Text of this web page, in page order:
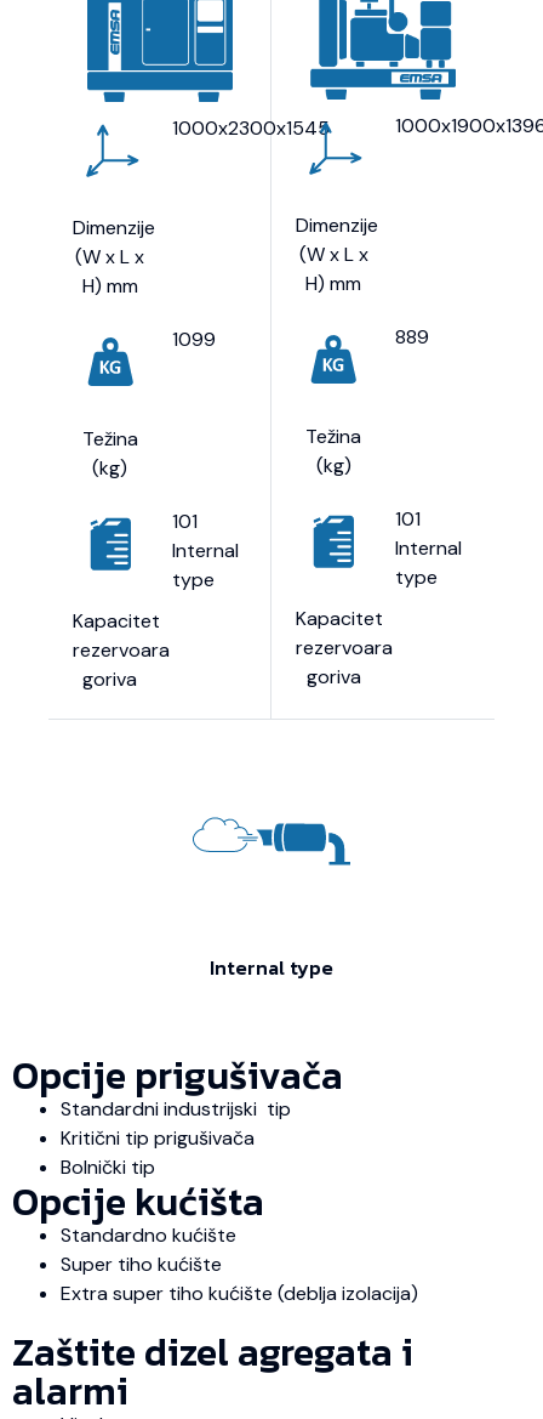
Dimenzije
(W x L x
H) mm
1000x2300x1545
Težina
(kg)
1099
Kapacitet
rezervoara
goriva
101
Internal
type
Dimenzije
(W x L x
H) mm
Težina
(kg)
889
Kapacitet
rezervoara
goriva
101
Internal
type
Internal type
Opcije prigušivača
Standardni industrijski tip
Kritični tip prigušivača
Bolnički tip
Opcije kućišta
Standardno kućište
Super tiho kućište
Extra super tiho kućište (deblja izolacija)
Zaštite dizel agregata i
alarmi